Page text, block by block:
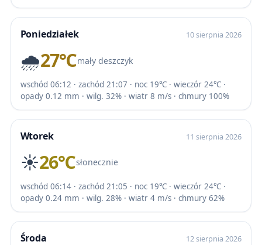
Poniedziałek 10 sierpnia 2026
🌧️27℃mały deszczyk
wschód 06:12 · zachód 21:07 · noc 19℃ · wieczór 24℃ ·
opady 0.12 mm · wilg. 32% · wiatr 8 m/s · chmury 100%
Wtorek 11 sierpnia 2026
☀️26℃słonecznie
wschód 06:14 · zachód 21:05 · noc 19℃ · wieczór 24℃ ·
opady 0.24 mm · wilg. 28% · wiatr 4 m/s · chmury 62%
Środa 12 sierpnia 2026